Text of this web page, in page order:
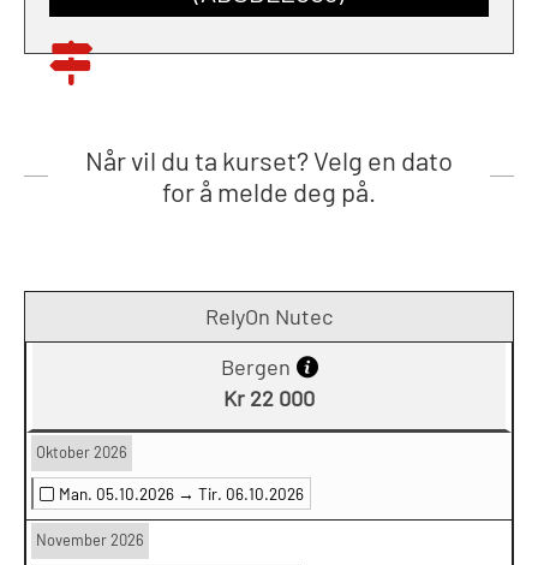
Når vil du ta kurset? Velg en dato
for å melde deg på.
RelyOn Nutec
Bergen
Kr 22 000
Oktober 2026
Man. 05.10.2026 → Tir. 06.10.2026
November 2026